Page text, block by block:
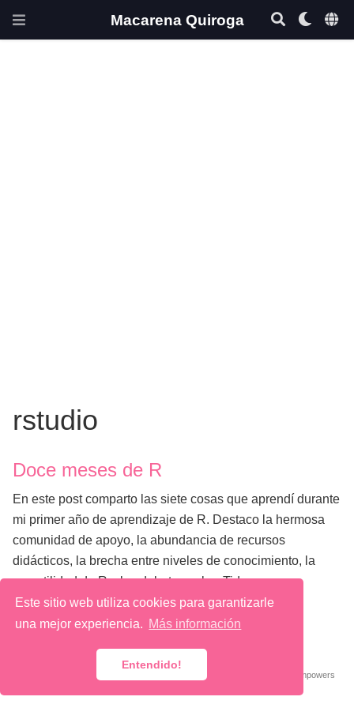
Este sitio web utiliza cookies para garantizarle
una mejor experiencia. Más información
Entendido!
Macarena Quiroga
rstudio
Doce meses de R
En este post comparto las siete cosas que aprendí durante
mi primer año de aprendizaje de R. Destaco la hermosa
comunidad de apoyo, la abundancia de recursos
didácticos, la brecha entre niveles de conocimiento, la
versatilidad de R y los debates sobre Tidyverse.
@ 2026 Macarena Quiroga
website builder that empowers